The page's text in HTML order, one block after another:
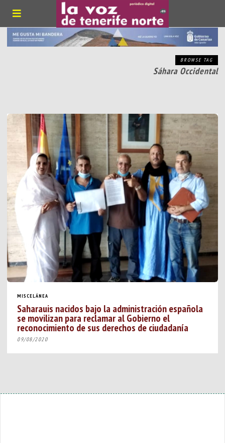
BROWSE TAG
Sáhara Occidental
MISCELÁNEA
Saharauis nacidos bajo la administración española
se movilizan para reclamar al Gobierno el
reconocimiento de sus derechos de ciudadanía
09/08/2020